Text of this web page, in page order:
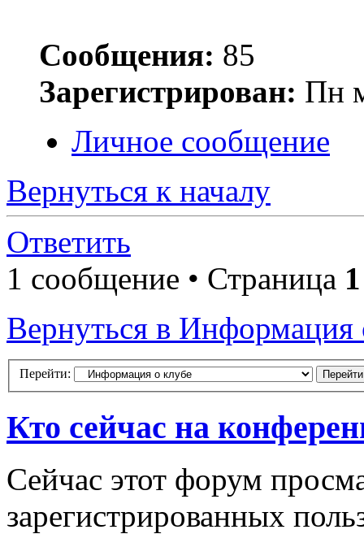
Сообщения: 85
Зарегистрирован: Пн
Личное сообщение
Вернуться к началу
Ответить
1 сообщение • Страница 1
Вернуться в Информация
Перейти:
Кто сейчас на
Сейчас этот форум
зарегистрированных